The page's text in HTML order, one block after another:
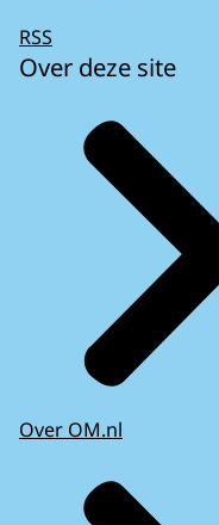
RSS
Over deze site
Over OM.nl